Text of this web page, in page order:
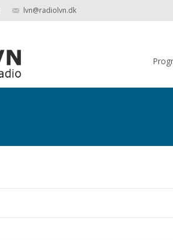
lvn@radiolvn.dk